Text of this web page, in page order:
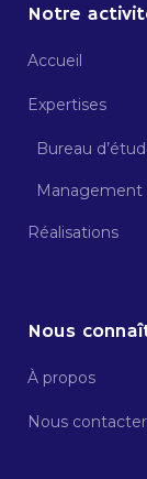
Notre
Accueil
Expertises
Bureau
Management
Réalisations
Nous
À propos
Nous contacter